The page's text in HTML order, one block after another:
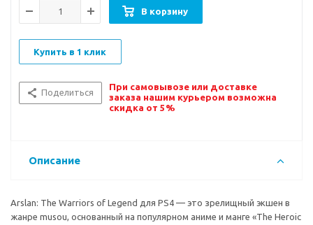
В корзину
Купить в 1 клик
Поделиться
При самовывозе или доставке
заказа нашим курьером возможна
скидка от 5%
Описание
Arslan: The Warriors of Legend для PS4 — это зрелищный экшен в
жанре musou, основанный на популярном аниме и манге «The Heroic